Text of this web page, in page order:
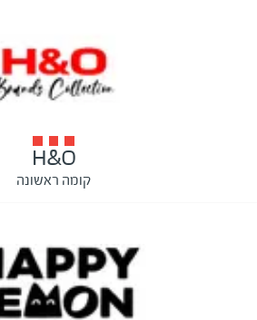
H&O
קומה ראשונה